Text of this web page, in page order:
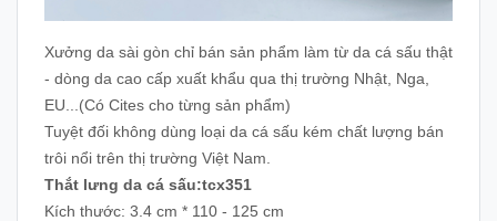
Xưởng da sài gòn chỉ bán sản phẩm làm từ da cá sấu thật
- dòng da cao cấp xuất khẩu qua thị trường Nhật, Nga,
EU...(Có Cites cho từng sản phẩm)
Tuyệt đối không dùng loại da cá sấu kém chất lượng bán
trôi nổi trên thị trường Việt Nam.
Thắt lưng da cá sấu:tcx351
Kích thước: 3.4 cm * 110 - 125 cm